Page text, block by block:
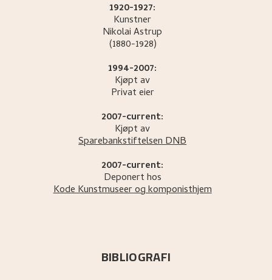
1920-1927:
Kunstner
NikolaiAstrup
(1880-1928)
1994-2007:
Kjøpt av
Privat eier
2007-current:
Kjøpt av
Sparebankstiftelsen DNB
2007-current:
Deponert hos
Kode Kunstmuseer og komponisthjem
BIBLIOGRAFI